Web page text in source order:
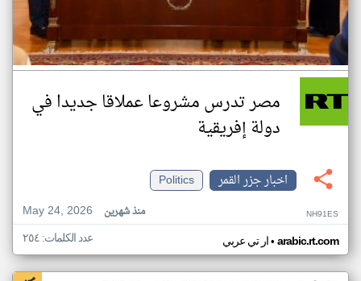
مصر تدرس مشروعا عملاقا جديدا في
دولة إفريقية
اخبار جزر القمر
Politics
May 24, 2026
منذ شهرين NH91ES
ار تي عربي• arabic.rt.com عدد الكلمات: ٢٥٤